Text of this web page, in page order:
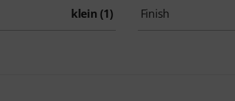
klein (1) Finish